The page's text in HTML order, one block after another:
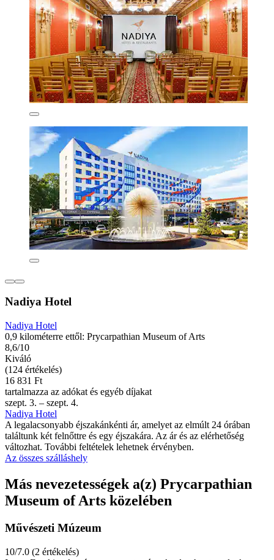
Nadiya Hotel
Nadiya Hotel
0,9 kilométerre ettől: Prycarpathian Museum of Arts
8,6/10
Kiváló
(124 értékelés)
16 831 Ft
tartalmazza az adókat és egyéb díjakat
szept. 3. – szept. 4.
Nadiya Hotel
A legalacsonyabb éjszakánkénti ár, amelyet az elmúlt 24 órában
találtunk két felnőttre és egy éjszakára. Az ár és az elérhetőség
változhat. További feltételek lehetnek érvényben.
Az összes szálláshely
Más nevezetességek a(z) Prycarpathian
Museum of Arts közelében
Művészeti Múzeum
10/7.0 (2 értékelés)